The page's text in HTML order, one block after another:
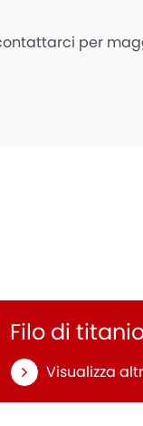
per
Filo di
Visualizza